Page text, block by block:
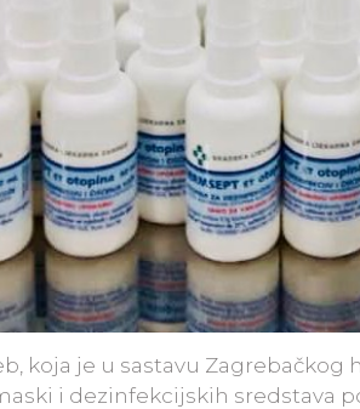
koja je u sastavu Zagrebačkog
i dezinfekcijskih sredstava